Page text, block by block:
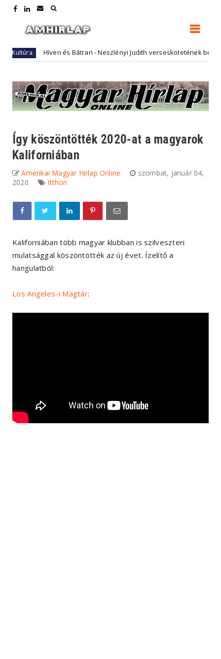
Híven és Bátran - Neszlényi Judith verseskötetének bemutatója
Így köszöntötték 2020-at a magyarok
Kaliforniában
Amerikai Magyar Hirlap Online
szombat, január 04,
2020
Itthon
Kaliforniában több magyar klubban is szilveszteri
mulatsággal köszöntötték az új évet. Ízelítő a
hangulatból:
Los Angeles-i Magtár: